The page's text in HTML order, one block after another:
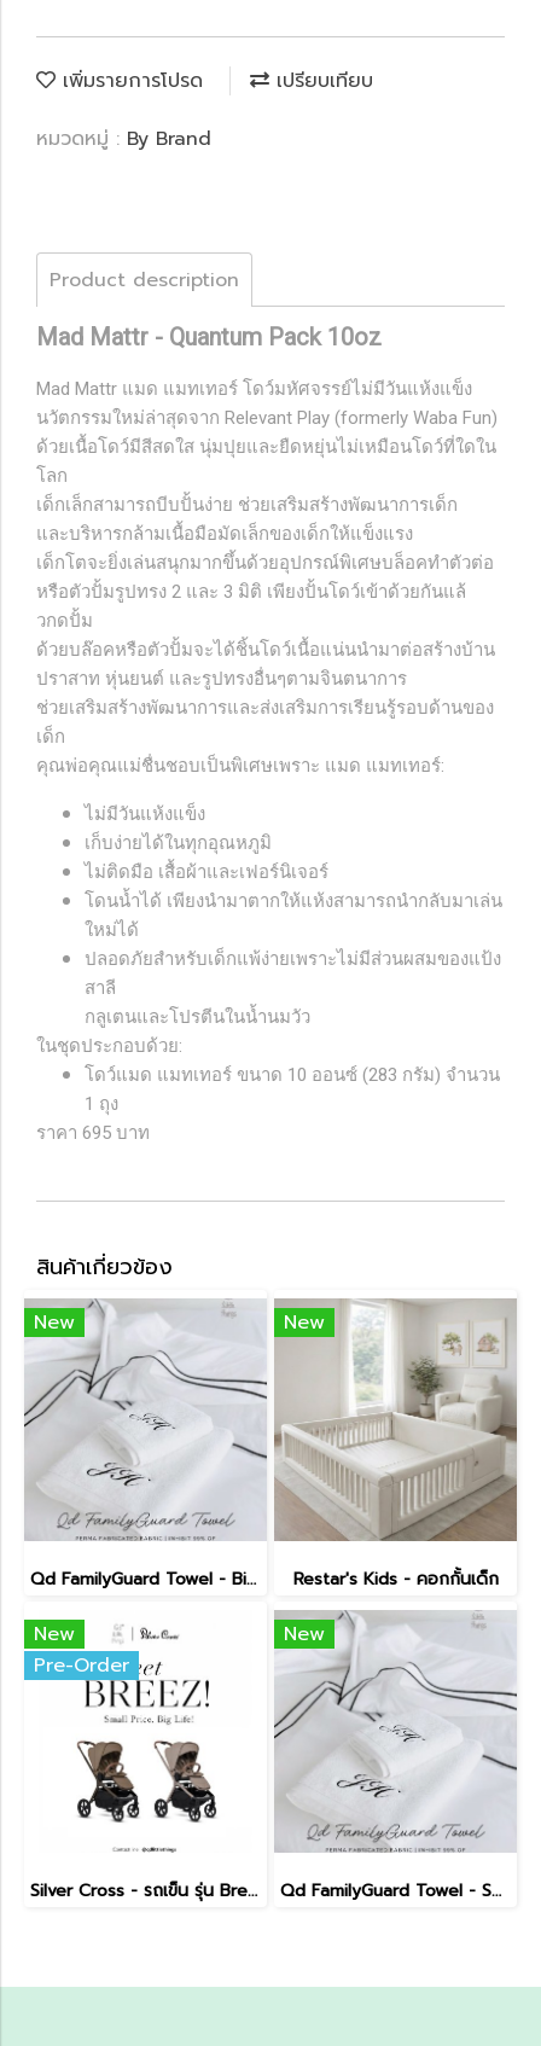
เพิ่มรายการโปรด
เปรียบเทียบ
หมวดหมู่ : By Brand
Product description
Mad Mattr - Quantum Pack 10oz
Mad Mattr แมด แมทเทอร์ โดว์มหัศจรรย์ไม่มีวันแห้งแข็ง
นวัตกรรมใหม่ล่าสุดจาก Relevant Play (formerly Waba Fun)
ด้วยเนื้อโดว์มีสีสดใส นุ่มปุยและยืดหยุ่นไม่เหมือนโดว์ที่ใดใน
โลก
เด็กเล็กสามารถบีบปั้นง่าย ช่วยเสริมสร้างพัฒนาการเด็ก
และบริหารกล้ามเนื้อมือมัดเล็กของเด็กให้แข็งแรง
เด็กโตจะยิ่งเล่นสนุกมากขึ้นด้วยอุปกรณ์พิเศษบล็อคทำตัวต่อ
หรือตัวปั้มรูปทรง 2 และ 3 มิติ เพียงปั้นโดว์เข้าด้วยกันแล้
วกดปั้ม
ด้วยบล๊อคหรือตัวปั้มจะได้ชิ้นโดว์เนื้อแน่นนำมาต่อสร้างบ้าน
ปราสาท หุ่นยนต์ และรูปทรงอื่นๆตามจินตนาการ
ช่วยเสริมสร้างพัฒนาการและส่งเสริมการเรียนรู้รอบด้านของ
เด็ก
คุณพ่อคุณแม่ชื่นชอบเป็นพิเศษเพราะ แมด แมทเทอร์:
ไม่มีวันแห้งแข็ง
เก็บง่ายได้ในทุกอุณหภูมิ
ไม่ติดมือ เสื้อผ้าและเฟอร์นิเจอร์
โดนน้ำได้ เพียงนำมาตากให้แห้งสามารถนำกลับมาเล่น
ใหม่ได้
ปลอดภัยสำหรับเด็กแพ้ง่ายเพราะไม่มีส่วนผสมของแป้ง
สาลี
กลูเตนและโปรตีนในน้ำนมวัว
ในชุดประกอบด้วย:
โดว์แมด แมทเทอร์ ขนาด 10 ออนซ์ (283 กรัม) จำนวน
1 ถุง
ราคา 695 บาท
สินค้าเกี่ยวข้อง
New
Qd FamilyGuard Towel - Big Size 70x140cm
New
Restar's Kids - คอกกั้นเด็ก
New
Pre-Order
Silver Cross - รถเข็น รุ่น Breez Pushchair
New
Qd FamilyGuard Towel - Small Size 38x81cm